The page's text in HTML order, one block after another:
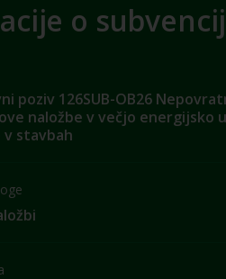
o
poziv 126SUB-OB26
naložbe v večjo
stavbah